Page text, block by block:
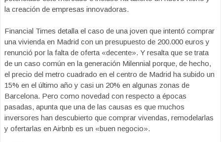
la creación de empresas innovadoras.
Financial Times detalla el caso de una joven que intentó comprar
una vivienda en Madrid con un presupuesto de 200.000 euros y
renunció por la falta de oferta «decente». Y resalta que se trata
de un caso común en la generación Milennial porque, de hecho,
el precio del metro cuadrado en el centro de Madrid ha subido un
15% en el último año y casi un 20% en algunas zonas de
Barcelona. Pero como novedad con respecto a épocas
pasadas, apunta que una de las causas es que muchos
inversores han descubierto que comprar vivendas, remodelarlas
y ofertarlas en Airbnb es un «buen negocio».